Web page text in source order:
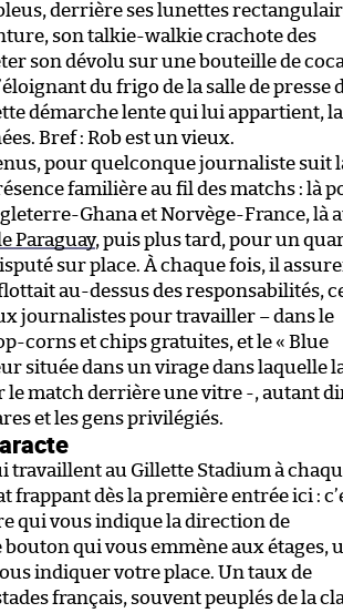
derrière ses lunettes
son talkie-walkie crachote des
son dévolu sur une bouteille de
du frigo de la salle de presse
démarche lente qui lui appartient, la
Bref : Rob est un vieux.
pour quelconque journaliste suit
familière au fil des matchs : là
Ghana et Norvège-France, là
Paraguay, puis plus tard, pour un
sur place. À chaque fois, il
au-dessus des responsabilités,
journalistes pour travailler – dans le
corns et chips gratuites, et le « Blue
située dans un virage dans laquelle
match derrière une vitre -, autant
et les gens privilégiés.
travaillent au Gillette Stadium à
frappant dès la première entrée ici :
qui vous indique la direction de
qui vous emmène aux étages,
indiquer votre place. Un taux de
français, souvent peuplés de la